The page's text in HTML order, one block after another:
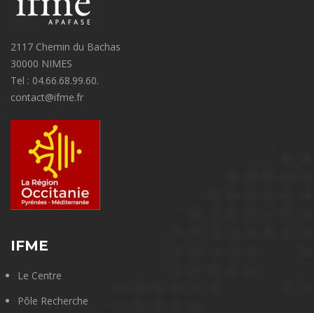
2117 Chemin du Bachas
30000 NIMES
Tel : 04.66.68.99.60.
contact@ifme.fr
IFME
Le Centre
Pôle Recherche